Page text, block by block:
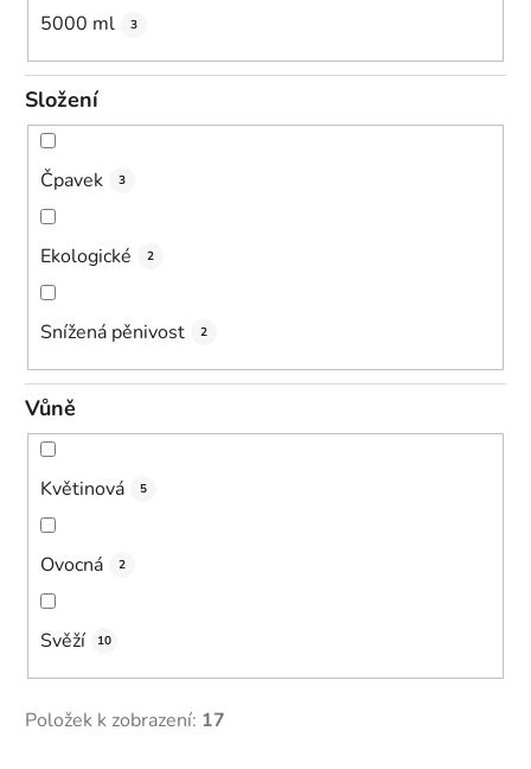
5000 ml 3
Složení
Čpavek 3
Ekologické 2
Snížená pěnivost 2
Vůně
Květinová 5
Ovocná 2
Svěží 10
Položek k zobrazení: 17